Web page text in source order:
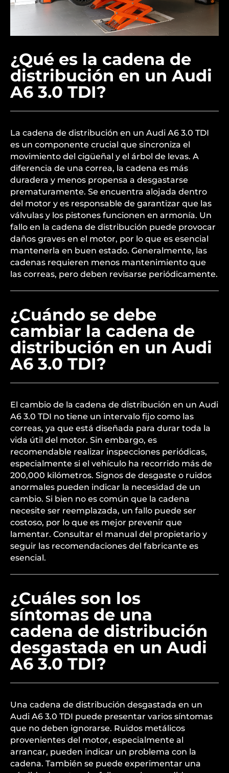
¿Qué es la cadena de
distribución en un Audi
A6 3.0 TDI?
La cadena de distribución en un Audi A6 3.0 TDI
es un componente crucial que sincroniza el
movimiento del cigüeñal y el árbol de levas. A
diferencia de una correa, la cadena es más
duradera y menos propensa a desgastarse
prematuramente. Se encuentra alojada dentro
del motor y es responsable de garantizar que las
válvulas y los pistones funcionen en armonía. Un
fallo en la cadena de distribución puede provocar
daños graves en el motor, por lo que es esencial
mantenerla en buen estado. Generalmente, las
cadenas requieren menos mantenimiento que
las correas, pero deben revisarse periódicamente.
¿Cuándo se debe
cambiar la cadena de
distribución en un Audi
A6 3.0 TDI?
El cambio de la cadena de distribución en un Audi
A6 3.0 TDI no tiene un intervalo fijo como las
correas, ya que está diseñada para durar toda la
vida útil del motor. Sin embargo, es
recomendable realizar inspecciones periódicas,
especialmente si el vehículo ha recorrido más de
200,000 kilómetros. Signos de desgaste o ruidos
anormales pueden indicar la necesidad de un
cambio. Si bien no es común que la cadena
necesite ser reemplazada, un fallo puede ser
costoso, por lo que es mejor prevenir que
lamentar. Consultar el manual del propietario y
seguir las recomendaciones del fabricante es
esencial.
¿Cuáles son los
síntomas de una
cadena de distribución
desgastada en un Audi
A6 3.0 TDI?
Una cadena de distribución desgastada en un
Audi A6 3.0 TDI puede presentar varios síntomas
que no deben ignorarse. Ruidos metálicos
provenientes del motor, especialmente al
arrancar, pueden indicar un problema con la
cadena. También se puede experimentar una